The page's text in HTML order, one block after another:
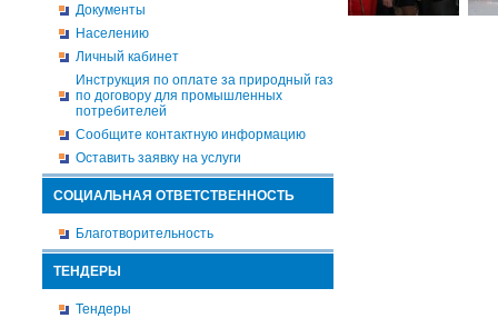
Документы
Населению
Личный кабинет
Инструкция по оплате за природный газ
по договору для промышленных
потребителей
Сообщите контактную информацию
Оставить заявку на услуги
СОЦИАЛЬНАЯ ОТВЕТСТВЕННОСТЬ
Благотворительность
ТЕНДЕРЫ
Тендеры